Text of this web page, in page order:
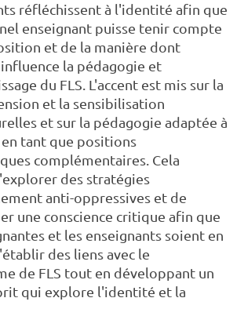
réfléchissent à l'identité afin que
enseignant puisse tenir compte
et de la manière dont
la pédagogie et
du FLS. L'accent est mis sur la
et la sensibilisation
et sur la pédagogie adaptée à
tant que positions
complémentaires. Cela
des stratégies
anti-oppressives et de
une conscience critique afin que
et les enseignants soient en
des liens avec le
de FLS tout en développant un
qui explore l'identité et la